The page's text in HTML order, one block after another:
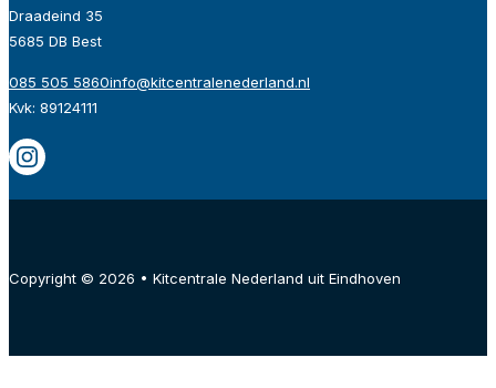
Draadeind 35
5685 DB Best
085 505 5860info@kitcentralenederland.nl
Kvk: 89124111
Copyright © 2026 • Kitcentrale Nederland uit Eindhoven